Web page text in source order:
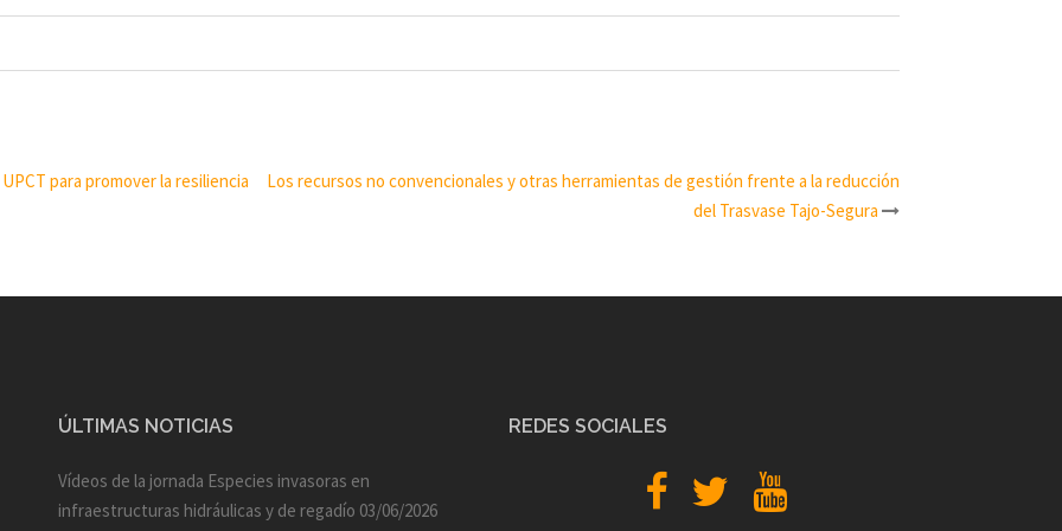
para promover la resiliencia
Los recursos no convencionales y otras herramientas de gestión frente a la reducción
del Trasvase Tajo-Segura
ÚLTIMAS NOTICIAS
Vídeos de la jornada Especies invasoras en
infraestructuras hidráulicas y de regadío 03/06/2026
REDES SOCIALES
Facebook Twitter